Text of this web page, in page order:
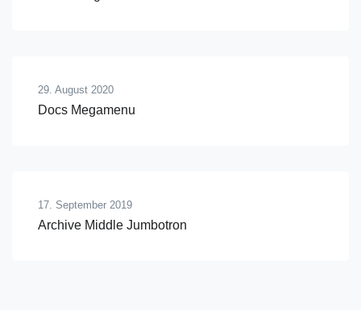
29. August 2020
Docs Megamenu
17. September 2019
Archive Middle Jumbotron